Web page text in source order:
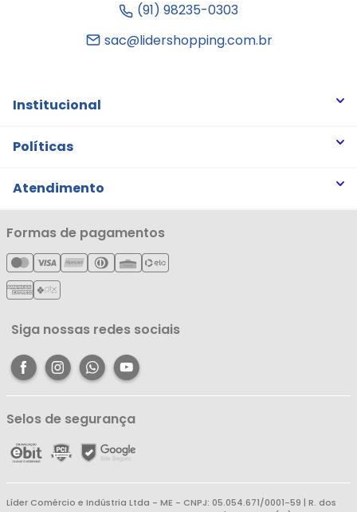
(91) 98235-0303
sac@lidershopping.com.br
Institucional
Quem somos
Notícias
Cartão Líderzan
Políticas
Trocas e Devoluções
Política de Privacidade
Política de Entrega
Política de Reembolso
Atendimento
Minha Conta
Meus Pedidos
Meus Favoritos
Central de Atendimento
Formas de pagamentos
Siga nossas redes sociais
Selos de segurança
Líder Comércio e Indústria Ltda - ME - CNPJ: 05.054.671/0001-59 | R. dos